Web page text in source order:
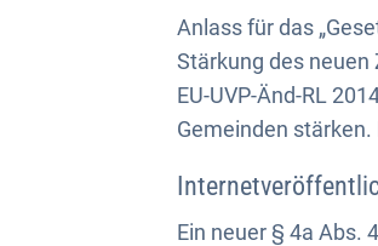
Anlass für das
Stärkung des
EU-UVP-Änd-RL
Gemeinden
Ein neuer § 4a Abs.